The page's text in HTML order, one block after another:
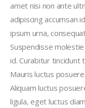
amet nisi non ante
adipiscing accumsan
ipsum urna,
Suspendisse
id. Curabitur tincidunt
Mauris luctus
Aliquam luctus
ligula, eget luctus